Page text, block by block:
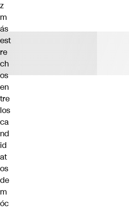
z
m
ás
est
re
ch
os
en
tre
los
ca
nd
id
at
os
de
m
óc